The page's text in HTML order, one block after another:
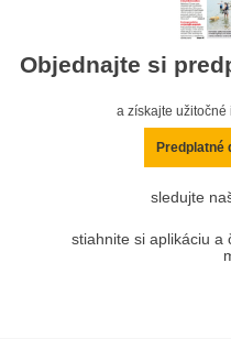
Objednajte si
a získajte užitočné
Predplatné
sledujte
stiahnite si aplikáciu a